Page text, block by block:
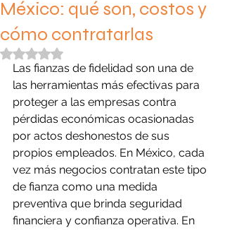
México: qué son, costos y
cómo contratarlas
Obtuvo NaN de 5 estrellas.
Las fianzas de fidelidad son una de
las herramientas más efectivas para
proteger a las empresas contra
pérdidas económicas ocasionadas
por actos deshonestos de sus
propios empleados. En México, cada
vez más negocios contratan este tipo
de fianza como una medida
preventiva que brinda seguridad
financiera y confianza operativa. En